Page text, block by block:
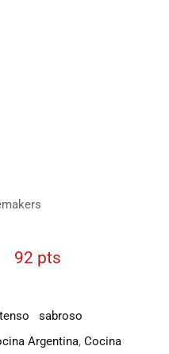
92 pts
sabroso
Argentina, Cocina